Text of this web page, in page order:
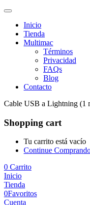
Inicio
Tienda
Multimac
Términos
Privacidad
FAQs
Blog
Contacto
Cable USB a Lightning (1
Shopping cart
Tu carrito está vacío
Continue
0 Carrito
Inicio
Tienda
0Favoritos
Cuenta